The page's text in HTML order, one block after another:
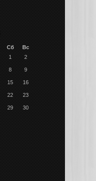
Сб
Вс
1
2
8 9
15 16
22 23
29 30